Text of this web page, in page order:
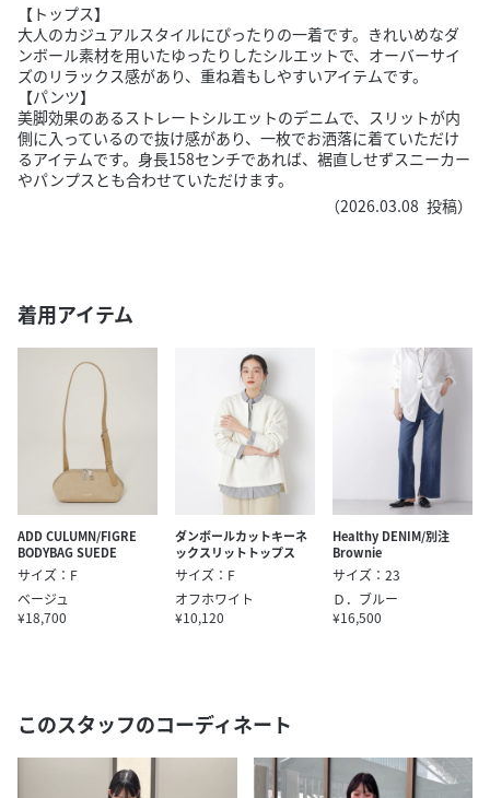
【トップス】
大人のカジュアルスタイルにぴったりの一着です。きれいめなダ
ンボール素材を用いたゆったりしたシルエットで、オーバーサイ
ズのリラックス感があり、重ね着もしやすいアイテムです。
【パンツ】
美脚効果のあるストレートシルエットのデニムで、スリットが内
側に入っているので抜け感があり、一枚でお洒落に着ていただけ
るアイテムです。身長158センチであれば、裾直しせずスニーカー
やパンプスとも合わせていただけます。
（2026.03.08 投稿）
着用アイテム
ADD CULUMN/FIGRE
BODYBAG SUEDE
サイズ：F
ベージュ
¥18,700
ダンボールカットキーネ
ックスリットトップス
サイズ：F
オフホワイト
¥10,120
Healthy DENIM/別注
Brownie
サイズ：23
Ｄ．ブルー
¥16,500
このスタッフのコーディネート